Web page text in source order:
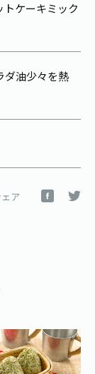
ケーキミック
ダ油少々を熱
ア